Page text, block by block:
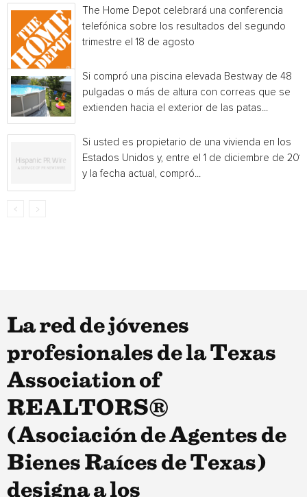
The Home Depot celebrará una conferencia
telefónica sobre los resultados del segundo
trimestre el 18 de agosto
Si compró una piscina elevada Bestway de 48
pulgadas o más de altura con correas que se
extienden hacia el exterior de las patas...
Si usted es propietario de una vivienda en los
Estados Unidos y, entre el 1 de diciembre de
y la fecha actual, compró...
La red de jóvenes
profesionales de la Texas
Association of
REALTORS®
(Asociación de Agentes de
Bienes Raíces de Texas)
designa a los